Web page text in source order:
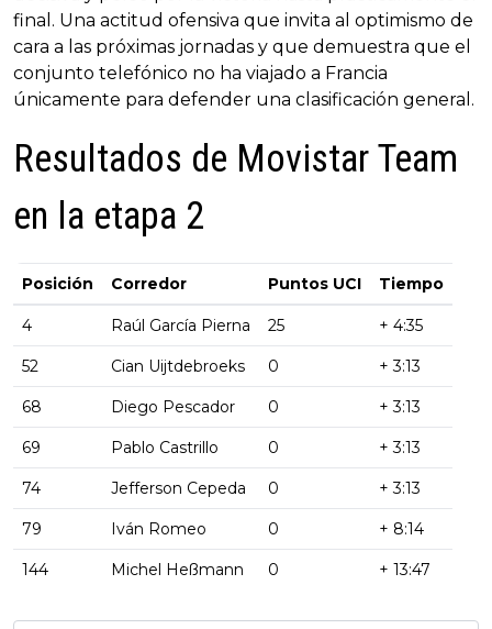
final. Una actitud ofensiva que invita al optimismo de
cara a las próximas jornadas y que demuestra que el
conjunto telefónico no ha viajado a Francia
únicamente para defender una clasificación general.
Resultados de Movistar Team
en la etapa 2
Posición Corredor Puntos UCI Tiempo
4 Raúl García Pierna 25 + 4:35
52 Cian Uijtdebroeks 0 + 3:13
68 Diego Pescador 0 + 3:13
69 Pablo Castrillo 0 + 3:13
74 Jefferson Cepeda 0 + 3:13
79 Iván Romeo 0 + 8:14
144 Michel Heßmann 0 + 13:47